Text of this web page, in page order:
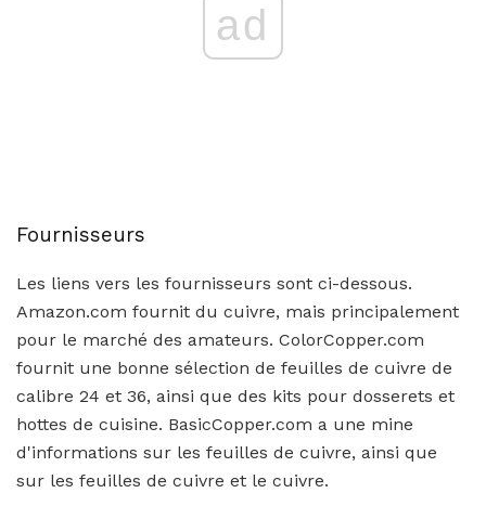
ad
Fournisseurs
Les liens vers les fournisseurs sont ci-dessous.
Amazon.com fournit du cuivre, mais principalement
pour le marché des amateurs. ColorCopper.com
fournit une bonne sélection de feuilles de cuivre de
calibre 24 et 36, ainsi que des kits pour dosserets et
hottes de cuisine. BasicCopper.com a une mine
d'informations sur les feuilles de cuivre, ainsi que
sur les feuilles de cuivre et le cuivre.